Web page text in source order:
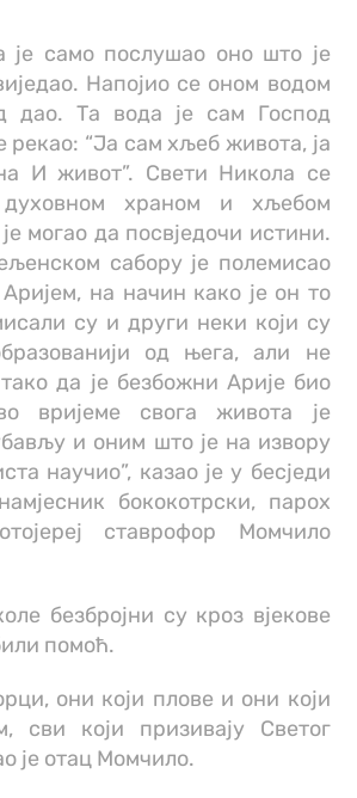
је само послушао оно што је
Напојио се оном водом
дао. Та вода је сам Господ
рекао: “Ја сам хљеб живота, ја
И живот”. Свети Никола се
храном и хљебом
могао да посвједочи истини.
сабору је полемисао
на начин како је он то
су и други неки који су
од њега, али не
да је безбожни Арије био
вријеме свога живота је
и оним што је на извору
научио”, казао је у бесједи
бококотрски, парох
ставрофор Момчило
безбројни су кроз вјекове
помоћ.
они који плове и они који
сви који призивају Светог
је отац Момчило.